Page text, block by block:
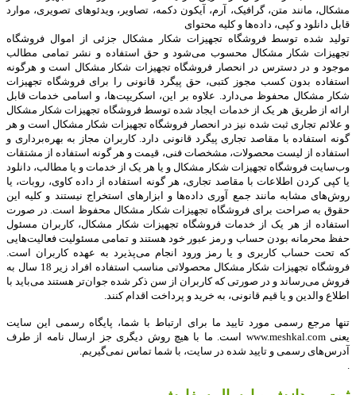
مشکال، مانند متن، گرافیک، آرم، آیکون دکمه، تصاویر، ویدئوهای تصویری، موارد
قابل دانلود و کپی، داده‌ها و کلیه محتوای
تولید شده توسط فروشگاه تجهیزات شکار مشکال جزئی از اموال فروشگاه
تجهیزات شکار مشکال محسوب می‏‌شود و حق استفاده و نشر تمامی مطالب
موجود و در دسترس در انحصار فروشگاه تجهیزات شکار مشکال است و هرگونه
استفاده بدون کسب مجوز کتبی، حق پیگرد قانونی را برای فروشگاه تجهیزات
شکار مشکال محفوظ می‏‌دارد. علاوه بر این، اسکریپت‌ها، و اسامی خدمات قابل
ارائه از طریق هر یک از خدمات ایجاد شده توسط فروشگاه تجهیزات شکار مشکال
و علائم تجاری ثبت شده نیز در انحصار فروشگاه تجهیزات شکار مشکال است و هر
گونه استفاده با مقاصد تجاری پیگرد قانونی دارد. کاربران مجاز به بهره‌‏برداری و
استفاده از لیست محصولات، مشخصات فنی، قیمت و هر گونه استفاده از مشتقات
وب‏‌سایت فروشگاه تجهیزات شکار مشکال و یا هر یک از خدمات و یا مطالب، دانلود
یا کپی کردن اطلاعات با مقاصد تجاری، هر گونه استفاده از داده کاوی، روبات، یا
روش‌‏های مشابه مانند جمع آوری داده‌‏ها و ابزارهای استخراج نیستند و کلیه این
حقوق به صراحت برای فروشگاه تجهیزات شکار مشکال محفوظ است. در صورت
استفاده از هر یک از خدمات فروشگاه تجهیزات شکار مشکال، کاربران مسئول
حفظ محرمانه بودن حساب و رمز عبور خود هستند و تمامی مسئولیت فعالیت‌‏هایی
که تحت حساب کاربری و یا رمز ورود انجام می‏‌پذیرد به عهده کاربران است.
فروشگاه تجهیزات شکار مشکال محصولاتی مناسب استفاده افراد زیر 18 سال به
فروش می‏‌رساند و در صورتی که کاربران از سن ذکر شده جوان‌‏تر هستند می‌‏باید با
اطلاع والدین و یا قیم قانونی، به خرید و پرداخت اقدام کنند
تنها مرجع رسمی مورد تایید ما برای ارتباط با شما، پایگاه رسمی این سایت
یعنی www.meshkal.com است. ما با هیچ روش دیگری جز ارسال نامه از طرف
آدرس‏‌های رسمی و تایید شده در سایت، با شما تماس نمی‌‏گیریم.